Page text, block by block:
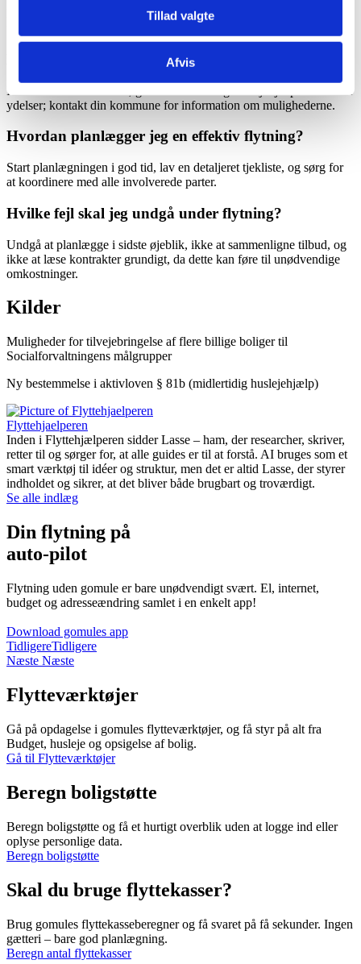
Tillad valgte
Afvis
Læs kontrakten grundigt, spørg om alle potentielle gebyrer, og sørg
Kan jeg få økonomisk støtte til flytning?
I visse tilfælde kan der søges om midlertidig huslejehjælp eller andre
ydelser; kontakt din kommune for information om mulighederne.
Hvordan planlægger jeg en effektiv flytning?
Start planlægningen i god tid, lav en detaljeret tjekliste, og sørg for
at koordinere med alle involverede parter.
Hvilke fejl skal jeg undgå under flytning?
Undgå at planlægge i sidste øjeblik, ikke at sammenligne tilbud, og
ikke at læse kontrakter grundigt, da dette kan føre til unødvendige
omkostninger.
Kilder
Muligheder for tilvejebringelse af flere billige boliger til
Socialforvaltningens målgrupper
Ny bestemmelse i aktivloven § 81b (midlertidig huslejehjælp)
Flyttehjaelperen
Inden i Flyttehjælperen sidder Lasse – ham, der researcher, skriver,
retter til og sørger for, at alle guides er til at forstå. AI bruges som et
smart værktøj til idéer og struktur, men det er altid Lasse, der styrer
indholdet og sikrer, at det bliver både brugbart og troværdigt.
Se alle indlæg
Din flytning på
auto-pilot
Flytning uden gomule er bare unødvendigt svært. El, internet,
budget og adresseændring samlet i en enkelt app!
Download gomules app
TidligereTidligere
Næste Næste
Flytteværktøjer
Gå på opdagelse i gomules flytteværktøjer, og få styr på alt fra
Budget, husleje og opsigelse af bolig.
Gå til Flytteværktøjer
Beregn boligstøtte
Beregn boligstøtte og få et hurtigt overblik uden at logge ind eller
oplyse personlige data.
Beregn boligstøtte
Skal du bruge flyttekasser?
Brug gomules flyttekasseberegner og få svaret på få sekunder. Ingen
gætteri – bare god planlægning.
Beregn antal flyttekasser